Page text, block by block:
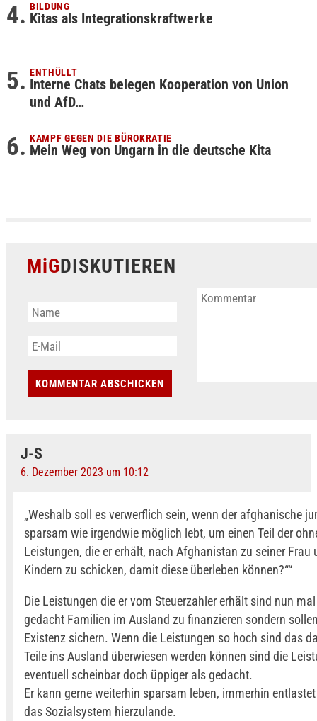
BILDUNG
Kitas als Integrationskraftwerke
ENTHÜLLT
Interne Chats belegen Kooperation von Union
und AfD…
KAMPF GEGEN DIE BÜROKRATIE
Mein Weg von Ungarn in die deutsche Kita
MiGDISKUTIEREN
J-S
6. Dezember 2023 um 10:12
„Weshalb soll es verwerflich sein, wenn der afghanische
sparsam wie irgendwie möglich lebt, um einen Teil der
Leistungen, die er erhält, nach Afghanistan zu seiner Frau
Kindern zu schicken, damit diese überleben können?““
Die Leistungen die er vom Steuerzahler erhält sind nun
gedacht Familien im Ausland zu finanzieren sondern
Existenz sichern. Wenn die Leistungen so hoch sind das
Teile ins Ausland überwiesen werden können sind die
eventuell scheinbar doch üppiger als gedacht.
Er kann gerne weiterhin sparsam leben, immerhin
das Sozialsystem hierzulande.